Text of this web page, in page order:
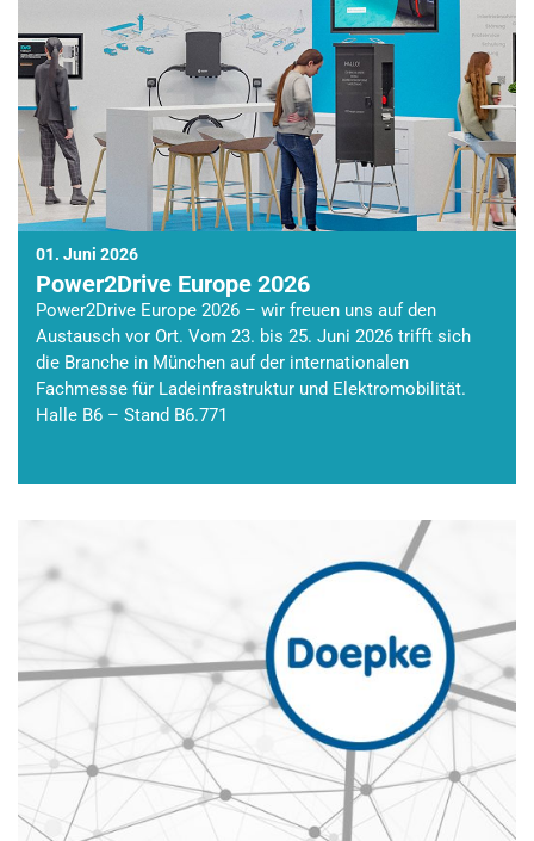
01. Juni 2026
Power2Drive Europe 2026
Power2Drive Europe 2026 – wir freuen uns auf den
Austausch vor Ort. Vom 23. bis 25. Juni 2026 trifft sich
die Branche in München auf der internationalen
Fachmesse für Ladeinfrastruktur und Elektromobilität.
Halle B6 – Stand B6.771